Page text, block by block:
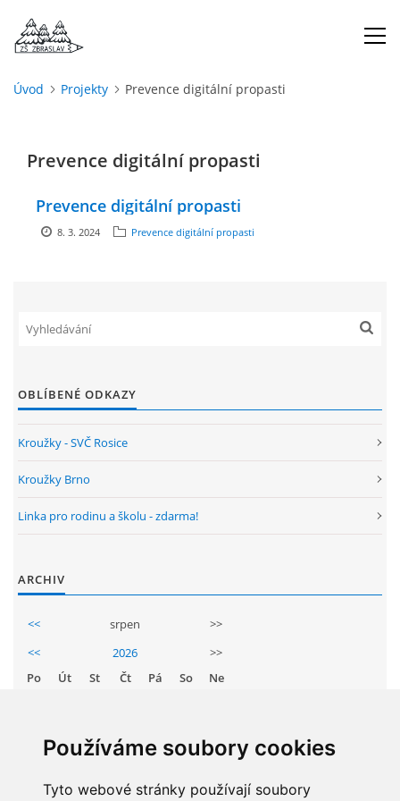
Používáme soubory cookies
Tyto webové stránky používají soubory
O NÁS
ŠKOLNÍ ROK
ŠKOLSKÁ RADA
ENVIRONMENTÁLNÍ VÝCHOVA
FOTOALBUM
ŠKOLNÍ JÍDELNA
ARCHIV
Úvod Projekty Prevence digitální propasti
Prevence digitální propasti
Prevence digitální propasti
8. 3. 2024 Prevence digitální propasti
OBLÍBENÉ ODKAZY
Kroužky - SVČ Rosice
Kroužky Brno
Linka pro rodinu a školu - zdarma!
ARCHIV
<< srpen
>>
<<
2026
>>
Po
Út St Čt Pá So
Ne
11 12 13 14 15
16
18 19 20 21 22 23